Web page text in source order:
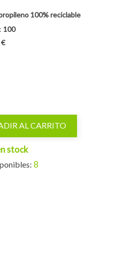
100% reciclable
100
AL CARRITO
stock
8